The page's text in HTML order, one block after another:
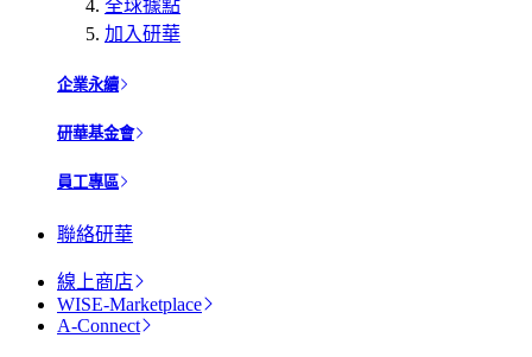
全球據點
加入研華
企業永續
研華基金會
員工專區
聯絡研華
線上商店
WISE-Marketplace
A-Connect